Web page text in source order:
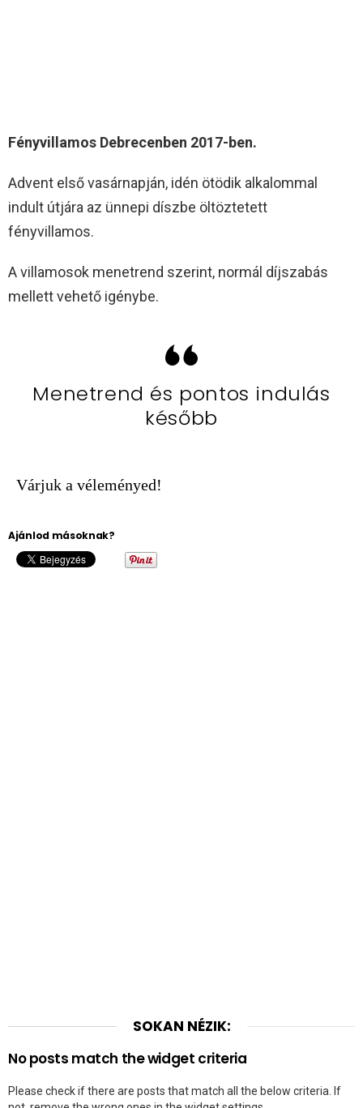
Fényvillamos Debrecenben 2017-ben.
Advent első vasárnapján, idén ötödik alkalommal
indult útjára az ünnepi díszbe öltöztetett
fényvillamos.
A villamosok menetrend szerint, normál díjszabás
mellett vehető igénybe.
Menetrend és pontos indulás
később
Várjuk a véleményed!
Ajánlod másoknak?
SOKAN NÉZIK:
No posts match the widget criteria
Please check if there are posts that match all the below criteria. If